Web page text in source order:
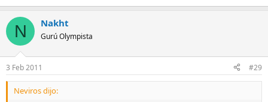
N Nakht
Gurú Olympista
3 Feb 2011 #29
Neviros dijo: